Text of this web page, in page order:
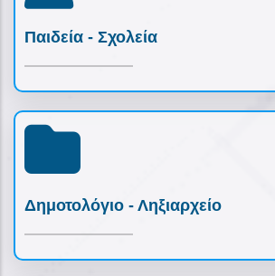
Παιδεία - Σχολεία
Δημοτολόγιο - Ληξιαρχείο